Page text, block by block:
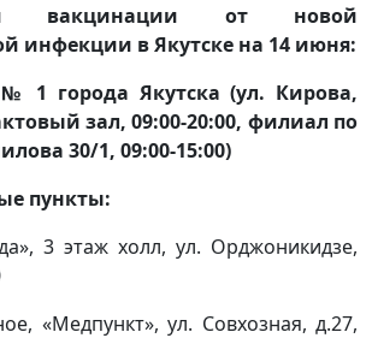
вакцинации от новой
инфекции в Якутске на 14 июня:
1 города Якутска (ул. Кирова,
зал, 09:00-20:00, филиал по
30/1, 09:00-15:00)
пункты:
3 этаж холл, ул. Орджоникидзе,
«Медпункт», ул. Совхозная, д.27,